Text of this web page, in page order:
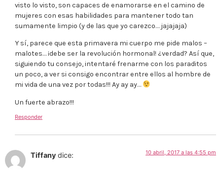
visto lo visto, son capaces de enamorarse en el camino de
mujeres con esas habilidades para mantener todo tan
sumamente limpio (y de las que yo carezco… jajajaja)
Y sí, parece que esta primavera mi cuerpo me pide malos –
malotes… ¡debe ser la revolución hormonal! ¿verdad? Así que,
siguiendo tu consejo, intentaré frenarme con los paraditos
un poco, a ver si consigo encontrar entre ellos al hombre de
mi vida de una vez por todas!!! Ay ay ay…
Un fuerte abrazo!!!
Responder
Tiffany dice: 10 abril, 2017 a las 4:55 pm